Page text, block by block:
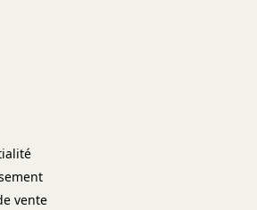
vente